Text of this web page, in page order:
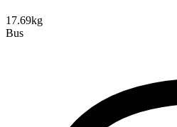
17.69kg
Bus